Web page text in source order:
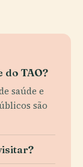
do TAO?
saúde e
são